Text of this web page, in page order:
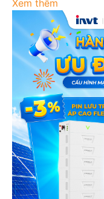
Xem thêm